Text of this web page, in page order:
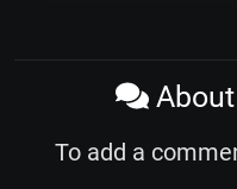
To add a